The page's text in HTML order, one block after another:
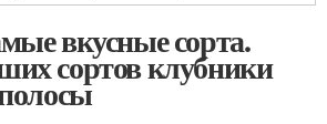
вкусные сорта.
сортов клубники